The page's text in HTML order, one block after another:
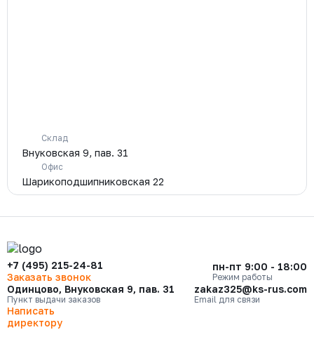
Склад
Внуковская 9, пав. 31
Офис
Шарикоподшипниковская 22
+7 (495) 215-24-81
Заказать звонок
пн-пт 9:00 - 18:00
Режим работы
Одинцово, Внуковская 9, пав. 31
Пункт выдачи заказов
zakaz325@ks-rus.com
Email для связи
Написать
директору